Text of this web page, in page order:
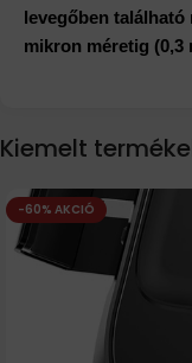
levegőben található
mikron méretig (0,3
Kiemelt
-60% AKCIÓ